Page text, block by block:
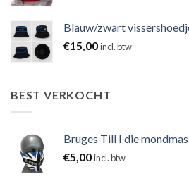
Blauw/zwart
€15,00incl. btw
BEST VERKOCHT
Bruges Till I die
€5,00incl. btw